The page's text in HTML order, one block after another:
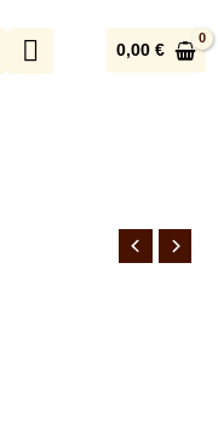
0,00 €